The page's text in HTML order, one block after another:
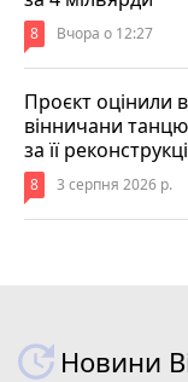
8 Вчора о 12:27
Проєкт оцінили
вінничани
за її
8 3 серпня 2026 р.
Новини